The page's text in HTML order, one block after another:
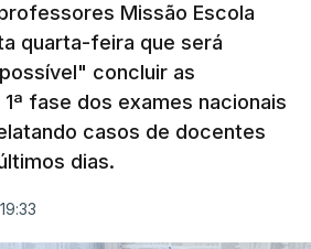
Missão Escola
quarta-feira que será
concluir as
fase dos exames nacionais
casos de docentes
dias.